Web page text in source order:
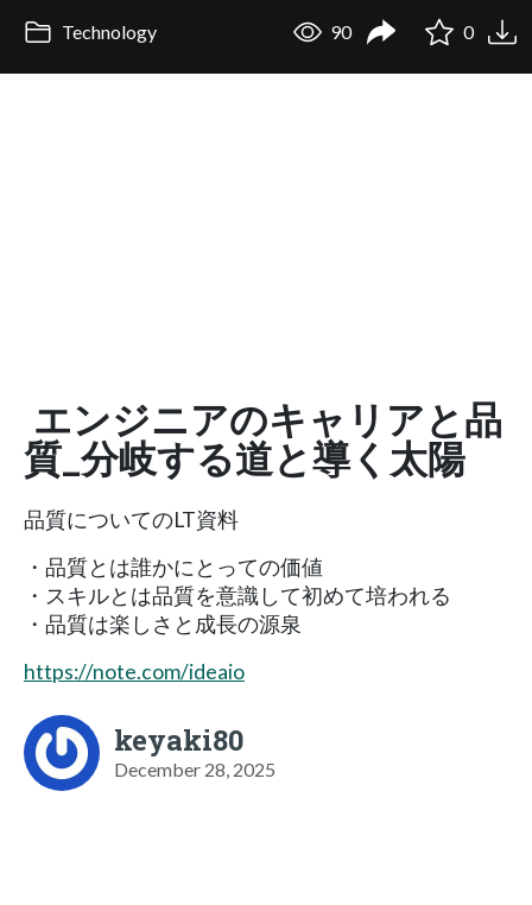
Technology 90 0
エンジニアのキャリアと品
質_分岐する道と導く太陽
品質についてのLT資料
・品質とは誰かにとっての価値
・スキルとは品質を意識して初めて培われる
・品質は楽しさと成長の源泉
https://note.com/ideaio
keyaki80
December 28, 2025